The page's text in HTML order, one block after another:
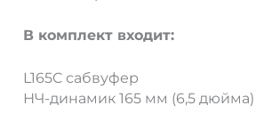
В комплект входит:
L165C сабвуфер
НЧ-динамик 165 мм (6,5 дюйма)